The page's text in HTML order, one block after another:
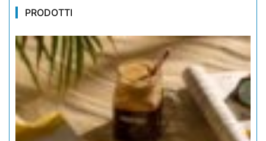
PRODOTTI